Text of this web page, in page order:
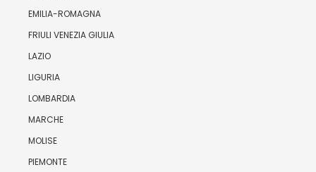
EMILIA-ROMAGNA
FRIULI VENEZIA GIULIA
LAZIO
LIGURIA
LOMBARDIA
MARCHE
MOLISE
PIEMONTE